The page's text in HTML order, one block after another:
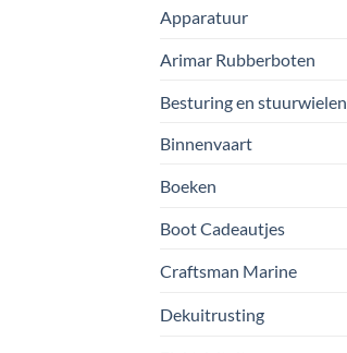
Apparatuur
Arimar Rubberboten
Besturing en stuurwielen
Binnenvaart
Boeken
Boot Cadeautjes
Craftsman Marine
Dekuitrusting